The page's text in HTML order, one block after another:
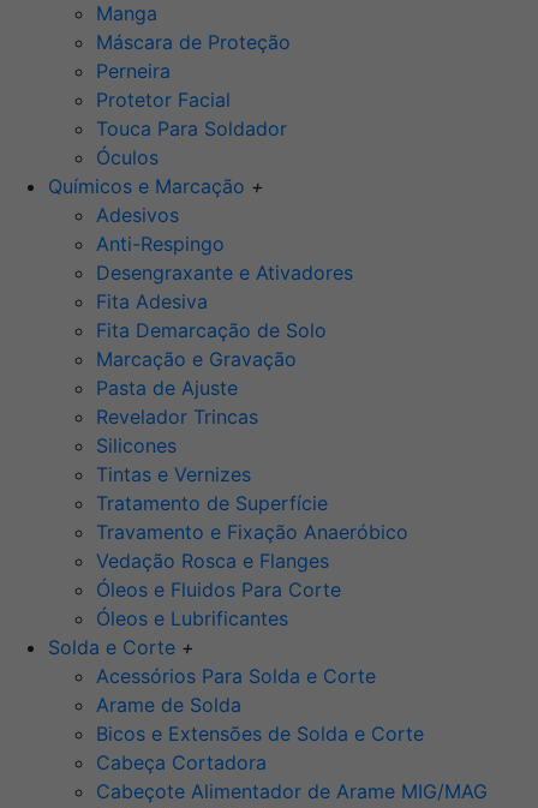
Manga
Máscara de Proteção
Perneira
Protetor Facial
Touca Para Soldador
Óculos
Químicos e Marcação +
Adesivos
Anti-Respingo
Desengraxante e Ativadores
Fita Adesiva
Fita Demarcação de Solo
Marcação e Gravação
Pasta de Ajuste
Revelador Trincas
Silicones
Tintas e Vernizes
Tratamento de Superfície
Travamento e Fixação Anaeróbico
Vedação Rosca e Flanges
Óleos e Fluidos Para Corte
Óleos e Lubrificantes
Solda e Corte +
Acessórios Para Solda e Corte
Arame de Solda
Bicos e Extensões de Solda e Corte
Cabeça Cortadora
Cabeçote Alimentador de Arame MIG/MAG